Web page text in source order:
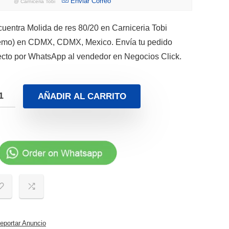
@ Carniceria Tobi
Molida de res 80/20 en Carniceria Tobi
en CDMX, CDMX, Mexico. Envía tu pedido
por WhatsApp al vendedor en Negocios Click.
AÑADIR AL CARRITO
Anuncio